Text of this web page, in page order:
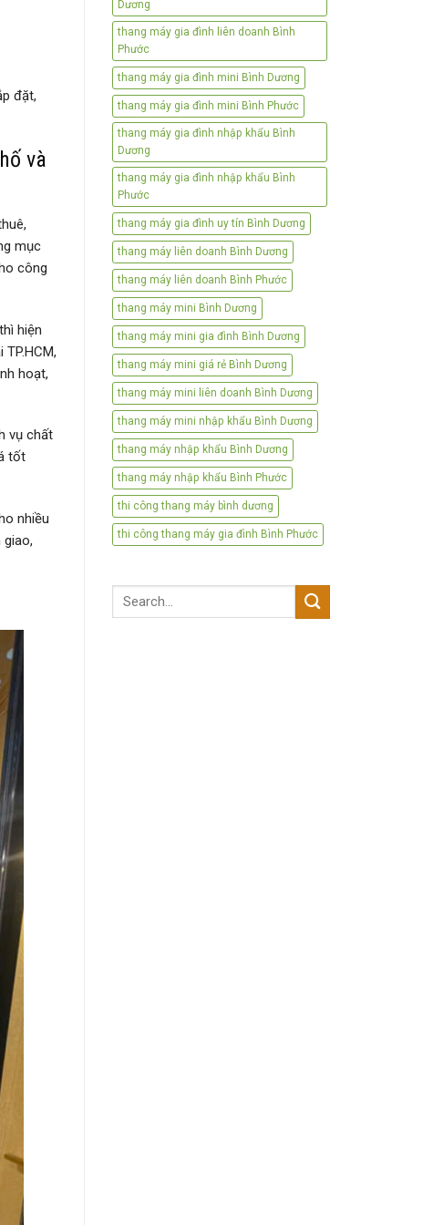
đặt,
và
mục
công
hiện
hoạt,
vụ chất
tốt
nhiều
Dương
thang máy gia đình liên doanh Bình
Phước
thang máy gia đình mini Bình Dương
thang máy gia đình mini Bình Phước
thang máy gia đình nhập khẩu Bình
Dương
thang máy gia đình nhập khẩu Bình
Phước
thang máy gia đình uy tín Bình Dương
thang máy liên doanh Bình Dương
thang máy liên doanh Bình Phước
thang máy mini Bình Dương
thang máy mini gia đình Bình Dương
thang máy mini giá rẻ Bình Dương
thang máy mini liên doanh Bình Dương
thang máy mini nhập khẩu Bình Dương
thang máy nhập khẩu Bình Dương
thang máy nhập khẩu Bình Phước
thi công thang máy bình dương
thi công thang máy gia đình Bình Phước
Search